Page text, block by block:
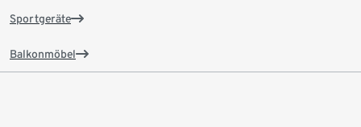
Sportgeräte
Balkonmöbel